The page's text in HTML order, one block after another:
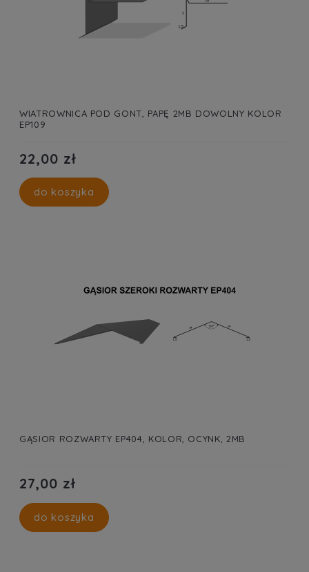
WIATROWNICA POD GONT, PAPĘ 2MB DOWOLNY KOLOR
EP109
22,00 zł
do koszyka
GĄSIOR ROZWARTY EP404, KOLOR, OCYNK, 2MB
27,00 zł
do koszyka